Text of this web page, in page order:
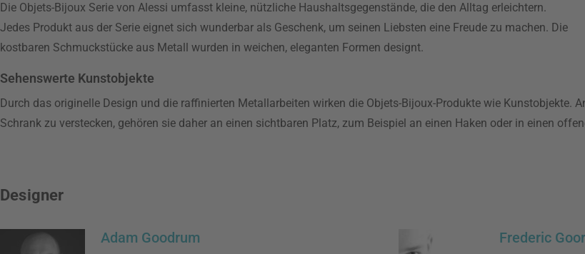
Die Objets-Bijoux Serie von Alessi umfasst kleine, nützliche Haushaltsgegenstände, die den Alltag erleichtern.
Jedes Produkt aus der Serie eignet sich wunderbar als Geschenk, um seinen Liebsten eine Freude zu machen. Die
kostbaren Schmuckstücke aus Metall wurden in weichen, eleganten Formen designt.
Sehenswerte Kunstobjekte
Durch das originelle Design und die raffinierten Metallarbeiten wirken die Objets-Bijoux-Produkte wie Kunstobjekte.
Schrank zu verstecken, gehören sie daher an einen sichtbaren Platz, zum Beispiel an einen Haken oder in einen
Designer
Adam Goodrum Frederic